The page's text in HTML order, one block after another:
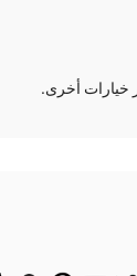
خيارات أخرى.